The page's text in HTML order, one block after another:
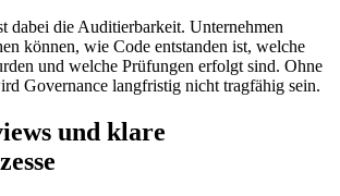
dabei die Auditierbarkeit. Unternehmen
können, wie Code entstanden ist, welche
und welche Prüfungen erfolgt sind. Ohne
Governance langfristig nicht tragfähig sein.
und klare